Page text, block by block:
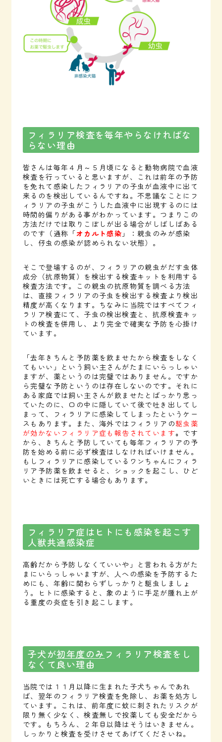
フィラリア検査を毎年やらなければな
らない理由
皆さんは毎年４月～５月頃になると動物病院で血液
検査を行っていると思いますが、これは前年の予防
を免れて感染したフィラリアの子虫が血液中に出て
来るのを検出しているんですね。不思議なことにフ
ィラリアの子虫がこうした血液中に出現するのには
時間的偏りがある事がわかっています。つまりこの
方法だけでは取りこぼしが出る場合がしばしばある
のです（通称「オカルト感染 」：親虫のみが感染
し、仔虫の感染が認められない状態）。
そこで登場するのが、フィラリアの親虫がだす虫体
成分（抗原物質）を検出する検査キットを利用する
検査方法です。この親虫の抗原物質を調べる方法
は、直接フィラリアの子虫を検出する検査より検出
精度が高くなります。ちなみに当院ではすべてフィ
ラリア検査にて、子虫の検出検査と、抗原検査キッ
トの検査を併用し、より完全で確実な予防を心掛け
ています。
「去年きちんと予防薬を飲ませたから検査をしなく
てもいい」という飼い主さんがたまにいらっしゃい
ますが、薬というのは完璧ではありません。ですか
ら完璧な予防というのは存在しないのです。それに
ある家庭では飼い主さんが飲ませたとばっかり思っ
ていたのに、口の中に隠していて後で吐き出してし
まって、フィラリアに感染してしまったというケー
スもあります。また、海外ではフィラリアの駆虫薬
が効かないフィラリア症も報告されています。 です
から、きちんと予防していても毎年フィラリアの予
防を始める前に必ず検査はしなければいけません。
もしフィラリアに感染しているワンちゃんにフィラ
リア予防薬を飲ませると、ショックを起こし、ひど
いときには死亡する場合もあります。
フィラリア症はヒトにも感染を起こす
人獣共通感染症
高齢だから予防しなくていいや」と言われる方がた
まにいらっしゃいますが、人への感染を予防するた
めにも、年齢に関わらずしっかりと駆虫しましょ
う。ヒトに感染すると、象のように手足が腫れ上が
る重度の炎症を引き起こします。
子犬が初年度のみ フィラリア検査をし
なくて良い理由
当院では１１月以降に生まれた子犬ちゃんであれ
ば、翌年のフィラリア検査を免除し、お薬を処方し
ています。これは、前年度に蚊に刺されたリスクが
限り無く少なく、検査無しで投薬しても安全だから
です。もちろん、２年目以降はそうはいきません。
しっかりと検査を受けさせてあげてくださいね。